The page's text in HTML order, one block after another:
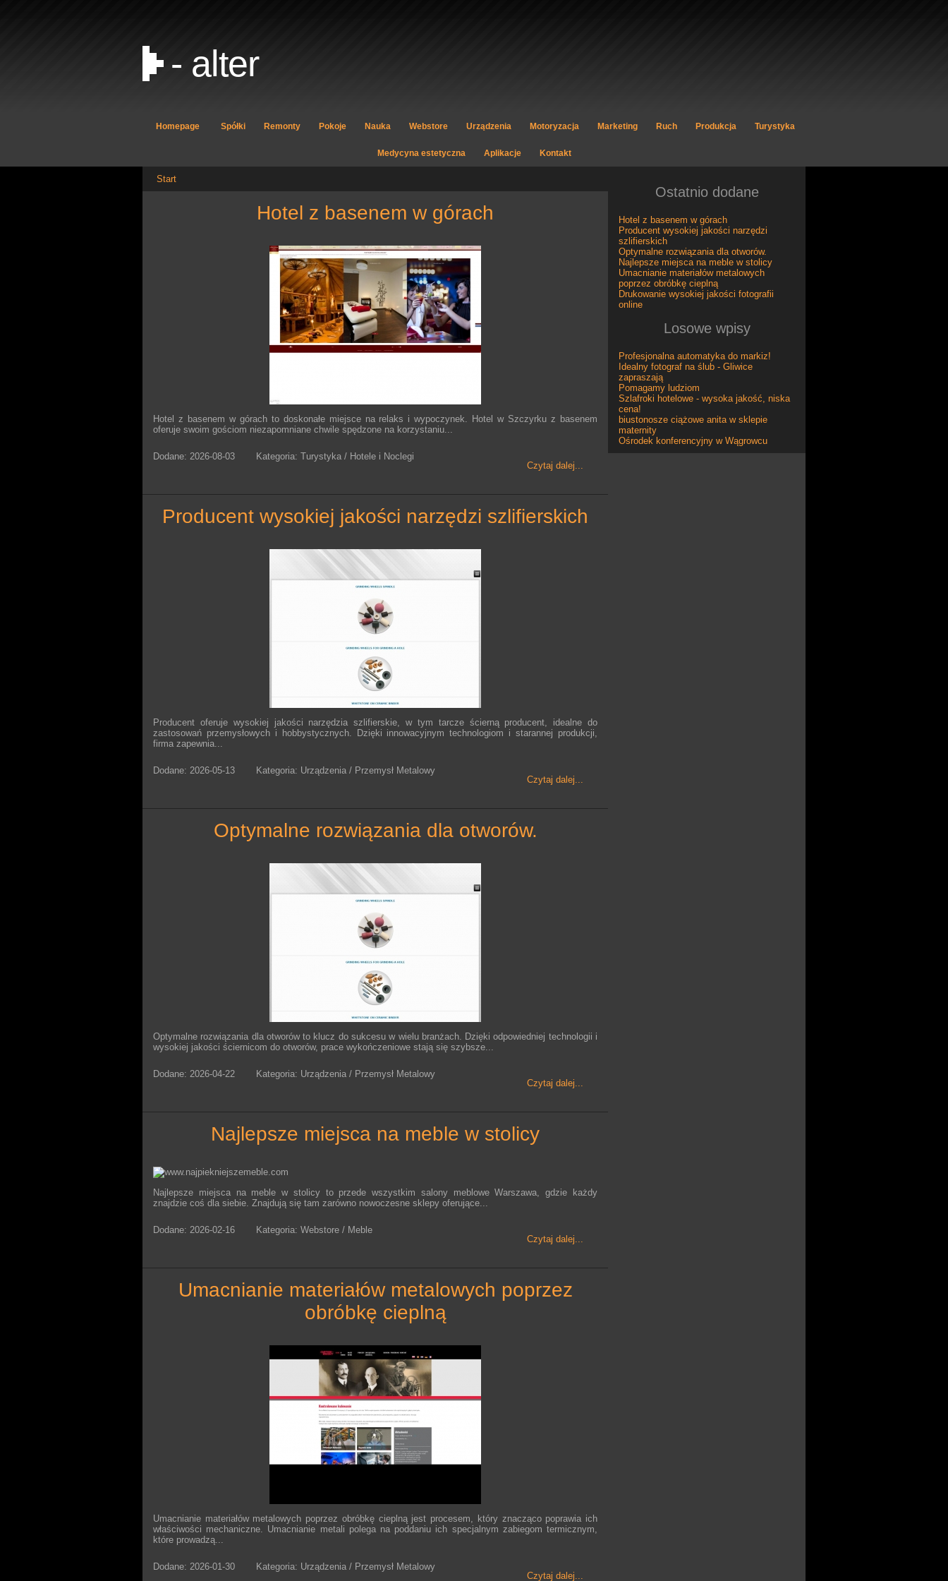
- alter
Homepage Spółki Remonty Pokoje Nauka Webstore Urządzenia Motoryzacja Marketing Ruch Produkcja Turystyka
Medycyna estetyczna Aplikacje Kontakt
Start
hotel z basenem w górach
Hotel z basenem w górach to doskonałe miejsce na relaks i wypoczynek. Hotel w Szczyrku z basenem
oferuje swoim gościom niezapomniane chwile spędzone na korzystaniu...
Czytaj dalej...
Dodane: 2026-08-03 Kategoria: Turystyka / Hotele i Noclegi
producent wysokiej jakości narzędzi szlifierskich
Producent oferuje wysokiej jakości narzędzia szlifierskie, w tym tarcze ścierną producent, idealne do
zastosowań przemysłowych i hobbystycznych. Dzięki innowacyjnym technologiom i starannej produkcji,
firma zapewnia...
Czytaj dalej...
Dodane: 2026-05-13 Kategoria: Urządzenia / Przemysł Metalowy
optymalne rozwiązania dla otworów.
Optymalne rozwiązania dla otworów to klucz do sukcesu w wielu branżach. Dzięki odpowiedniej technologii i
wysokiej jakości ściernicom do otworów, prace wykończeniowe stają się szybsze...
Czytaj dalej...
Dodane: 2026-04-22 Kategoria: Urządzenia / Przemysł Metalowy
najlepsze miejsca na meble w stolicy
Najlepsze miejsca na meble w stolicy to przede wszystkim salony meblowe Warszawa, gdzie każdy
znajdzie coś dla siebie. Znajdują się tam zarówno nowoczesne sklepy oferujące...
Czytaj dalej...
Dodane: 2026-02-16 Kategoria: Webstore / Meble
umacnianie materiałów metalowych poprzez
obróbkę cieplną
Umacnianie materiałów metalowych poprzez obróbkę cieplną jest procesem, który znacząco poprawia ich
właściwości mechaniczne. Umacnianie metali polega na poddaniu ich specjalnym zabiegom termicznym,
które prowadzą...
Czytaj dalej...
Dodane: 2026-01-30 Kategoria: Urządzenia / Przemysł Metalowy
Ostatnio dodane
Hotel z basenem w górach
Producent wysokiej jakości narzędzi
szlifierskich
Optymalne rozwiązania dla otworów.
Najlepsze miejsca na meble w stolicy
Umacnianie materiałów metalowych
poprzez obróbkę cieplną
Drukowanie wysokiej jakości fotografii
online
Losowe wpisy
Profesjonalna automatyka do markiz!
Idealny fotograf na ślub - Gliwice
zapraszają
Pomagamy ludziom
Szlafroki hotelowe - wysoka jakość, niska
cena!
biustonosze ciążowe anita w sklepie
maternity
Ośrodek konferencyjny w Wągrowcu